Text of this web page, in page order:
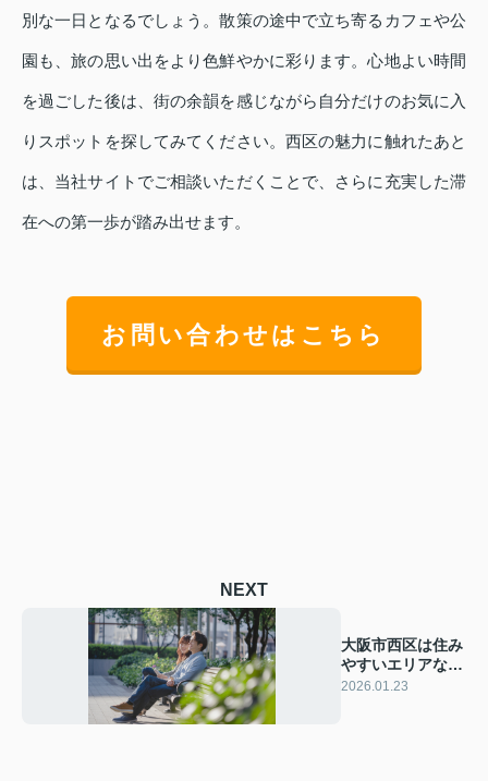
別な一日となるでしょう。散策の途中で立ち寄るカフェや公
園も、旅の思い出をより色鮮やかに彩ります。心地よい時間
を過ごした後は、街の余韻を感じながら自分だけのお気に入
りスポットを探してみてください。西区の魅力に触れたあと
は、当社サイトでご相談いただくことで、さらに充実した滞
在への第一歩が踏み出せます。
お問い合わせはこちら
NEXT
大阪市西区は住み
やすいエリアなの
か？交通や家賃相
2026.01.23